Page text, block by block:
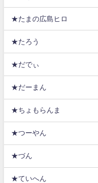
★たまの広島ヒロ
★たろう
★だでぃ
★だーまん
★ちょもらんま
★つーやん
★づん
★ていへん